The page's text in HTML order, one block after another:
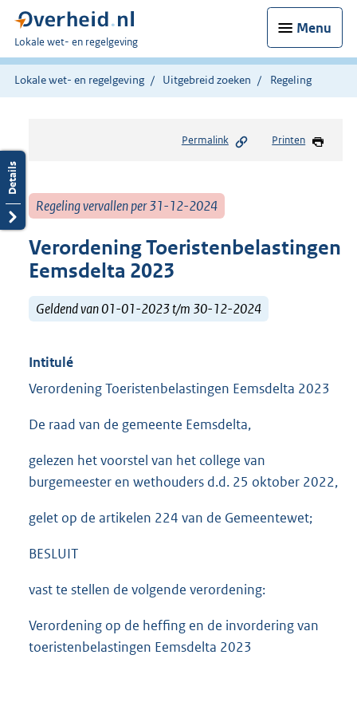
Menu
U
bent
hier:
Lokale wet- en regelgeving
Lokale wet- en regelgeving Uitgebreid zoeken Regeling
Permalink Printen
Regeling vervallen per 31-12-2024
Verordening Toeristenbelastingen
Eemsdelta 2023
Geldend van 01-01-2023 t/m 30-12-2024
Intitulé
Verordening Toeristenbelastingen Eemsdelta 2023
De raad van de gemeente Eemsdelta,
gelezen het voorstel van het college van
burgemeester en wethouders d.d. 25 oktober 2022,
gelet op de artikelen 224 van de Gemeentewet;
BESLUIT
vast te stellen de volgende verordening:
Verordening op de heffing en de invordering van
toeristenbelastingen Eemsdelta 2023